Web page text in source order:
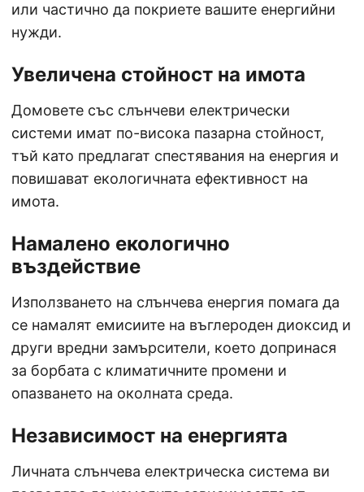
или частично да покриете вашите енергийни
нужди.
Увеличена стойност на имота
Домовете със слънчеви електрически
системи имат по-висока пазарна стойност,
тъй като предлагат спестявания на енергия и
повишават екологичната ефективност на
имота.
Намалено екологично
въздействие
Използването на слънчева енергия помага да
се намалят емисиите на въглероден диоксид и
други вредни замърсители, което допринася
за борбата с климатичните промени и
опазването на околната среда.
Независимост на енергията
Личната слънчева електрическа система ви